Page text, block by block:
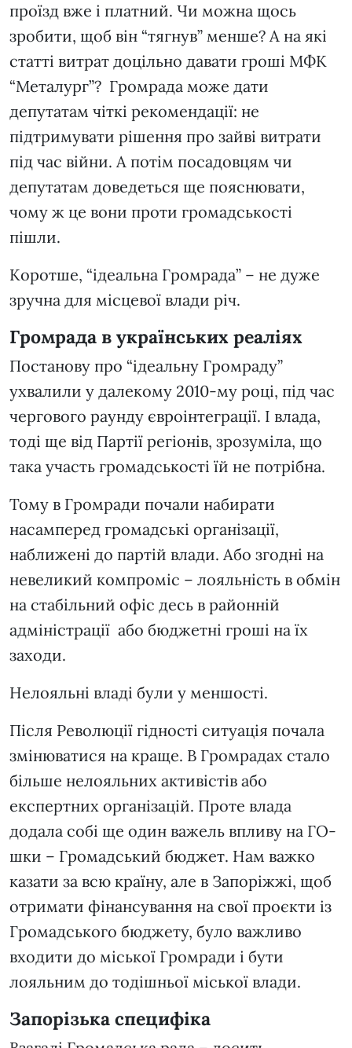
проїзд вже і платний. Чи можна щось
зробити, щоб він “тягнув” менше? А на які
статті витрат доцільно давати гроші МФК
“Металург”? Громрада може дати
депутатам чіткі рекомендації: не
підтримувати рішення про зайві витрати
під час війни. А потім посадовцям чи
депутатам доведеться ще пояснювати,
чому ж це вони проти громадськості
пішли.
Коротше, “ідеальна Громрада” – не дуже
зручна для місцевої влади річ.
Громрада в українських реаліях
Постанову про “ідеальну Громраду”
ухвалили у далекому 2010-му році, під час
чергового раунду євроінтеграції. І влада,
тоді ще від Партії регіонів, зрозуміла, що
така участь громадськості їй не потрібна.
Тому в Громради почали набирати
насамперед громадські організації,
наближені до партій влади. Або згодні на
невеликий компроміс – лояльність в обмін
на стабільний офіс десь в районній
адміністрації або бюджетні гроші на їх
заходи.
Нелояльні владі були у меншості.
Після Революції гідності ситуація почала
змінюватися на краще. В Громрадах стало
більше нелояльних активістів або
експертних організацій. Проте влада
додала собі ще один важель впливу на ГО-
шки – Громадський бюджет. Нам важко
казати за всю країну, але в Запоріжжі, щоб
отримати фінансування на свої проєкти із
Громадського бюджету, було важливо
входити до міської Громради і бути
лояльним до тодішньої міської влади.
Запорізька специфіка